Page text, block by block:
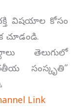
విషయాల కోసం
చూడండి.
తెలుగులో
సంస్కృతి”
Link